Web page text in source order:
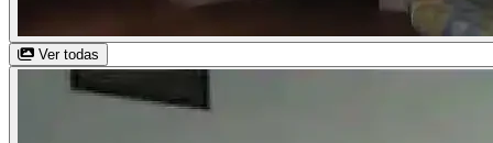
Ver todas